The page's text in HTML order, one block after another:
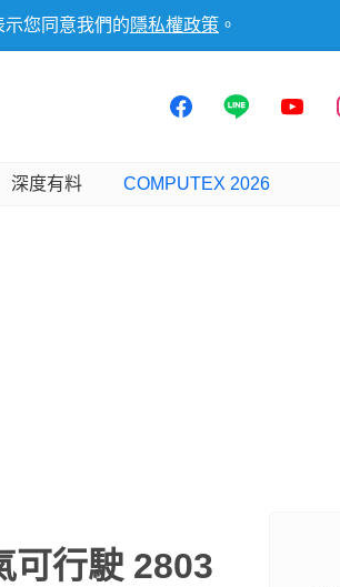
您同意我們的 隱私權政策 。
深度有料 COMPUTEX 2026
可行駛 2803